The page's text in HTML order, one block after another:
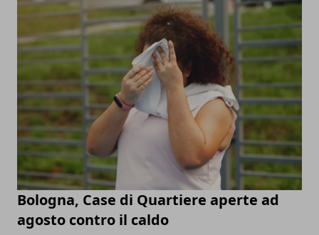
Bologna, Case di Quartiere aperte ad
agosto contro il caldo